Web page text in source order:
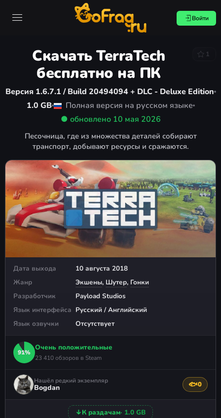
Войти
Скачать TerraTech
бесплатно на ПК
1
Версия 1.6.7.1 / Build 20494094 + DLC - Deluxe Edition
1.0 GB
Полная версия на русском языке
● обновлено 10 мая 2026
Песочница, где из множества деталей собирают
транспорт, добывают ресурсы и сражаются.
Дата выхода
10 августа 2018
Жанр
Экшены, Шутер, Гонки
Разработчик
Payload Studios
Язык интерфейса Русский / Английский
Язык озвучки
Отсутствует
91%
Очень положительные
23 410 обзоров в Steam
Нашёл редкий экземпляр
Bogdan 🐟0
↓К раздачам· 1.0 GB